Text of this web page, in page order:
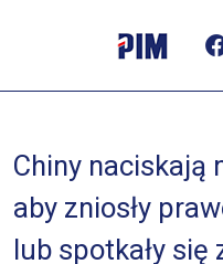
Chiny naciskają
aby zniosły
lub spotkały się